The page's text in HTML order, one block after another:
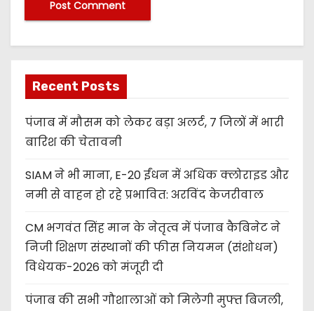
Recent Posts
पंजाब में मौसम को लेकर बड़ा अलर्ट, 7 जिलों में भारी
बारिश की चेतावनी
SIAM ने भी माना, E-20 ईंधन में अधिक क्लोराइड और
नमी से वाहन हो रहे प्रभावित: अरविंद केजरीवाल
CM भगवंत सिंह मान के नेतृत्व में पंजाब कैबिनेट ने
निजी शिक्षण संस्थानों की फीस नियमन (संशोधन)
विधेयक-2026 को मंजूरी दी
पंजाब की सभी गौशालाओं को मिलेगी मुफ्त बिजली,